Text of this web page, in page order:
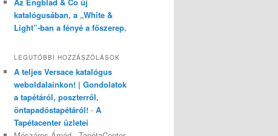
katalógusában, a „White &
Light”-ban a fényé a főszerep.
LEGUTÓBBI HOZZÁSZÓLÁSOK
A teljes Versace katalógus
weboldalainkon! | Gondolatok
a tapétáról, poszterről,
öntapadóstapétáról! - A
Tapétacenter üzletei